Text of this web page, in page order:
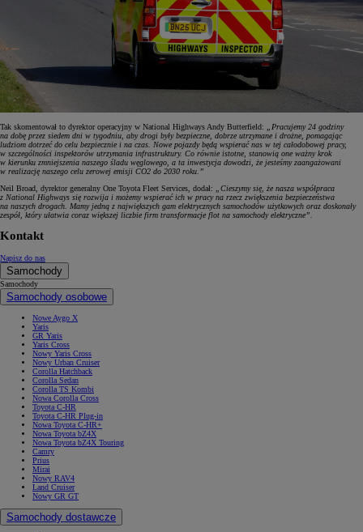
Tak skomentował to dyrektor operacyjny w National Highways Andy Butterfield:
„Pracujemy 24 godziny
na dobę przez siedem dni w tygodniu, aby drogi były bezpieczne, dobrze utrzymane i drożne, pomagając
ludziom dotrzeć do celu bezpiecznie i na czas. Nowe pojazdy będą wspierać nas w tej całodobowej pracy,
w szczególności inspektorów utrzymania infrastruktury. Co równie istotne, stanowią one ważny krok
w kierunku zmniejszenia naszego śladu węglowego, a ta inwestycja dowodzi, że jesteśmy zaangażowani
w realizację naszego celu zerowej emisji CO2 do 2030 roku.”
Neil Broad, dyrektor generalny One Toyota Fleet Services, dodał:
„Cieszymy się, że nasza współpraca
z National Highways się rozwija i możemy wspierać ich w pracy na rzecz zwiększenia bezpieczeństwa
na naszych drogach. Mamy jedną z największych gam elektrycznych samochodów użytkowych oraz doskonały
zespół, który ułatwia coraz większej liczbie firm transformacje flot na samochody elektryczne”.
Kontakt
Napisz do nas
Samochody
Samochody
Samochody osobowe
Nowe Aygo X
Yaris
GR Yaris
Yaris Cross
Nowy Yaris Cross
Nowy Urban Cruiser
Corolla Hatchback
Corolla Sedan
Corolla TS Kombi
Nowa Corolla Cross
Toyota C-HR
Toyota C-HR Plug-in
Nowa Toyota C-HR+
Nowa Toyota bZ4X
Nowa Toyota bZ4X Touring
Camry
Prius
Mirai
Nowy RAV4
Land Cruiser
Nowy GR GT
Samochody dostawcze